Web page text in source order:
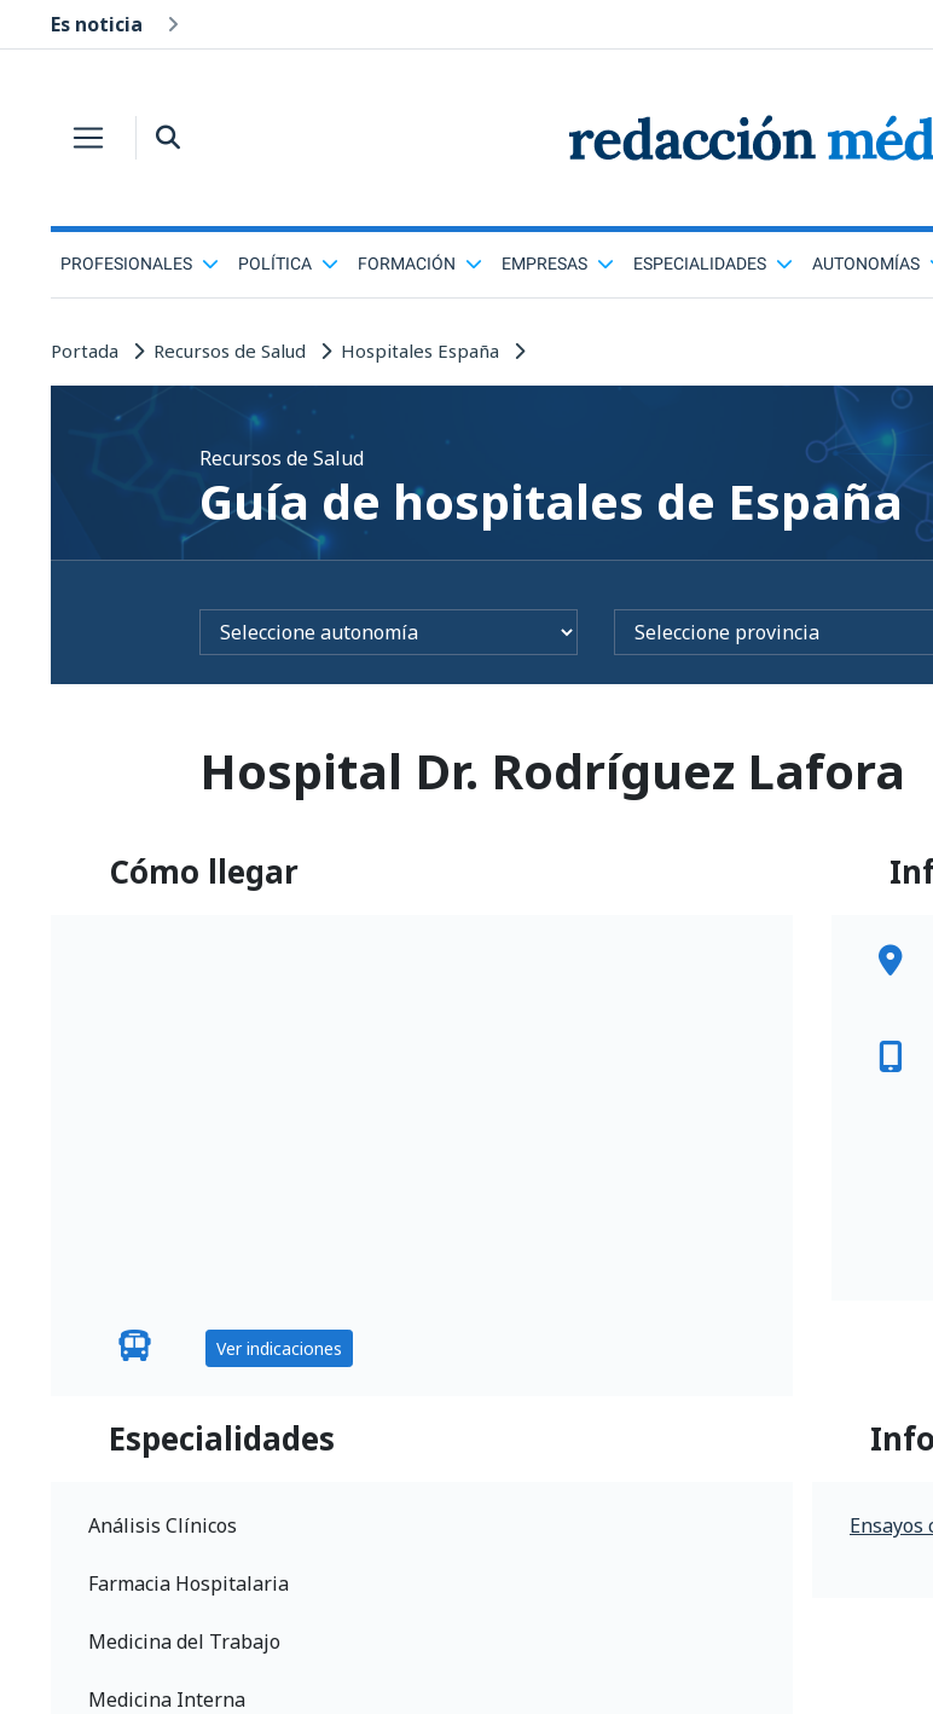
Es noticia
PROFESIONALES POLÍTICA FORMACIÓN EMPRESAS ESPECIALIDADES AUTONOMÍAS
Portada Recursos de Salud Hospitales España
Recursos de Salud
Guía de hospitales de España
Hospital Dr. Rodríguez Lafora
Cómo llegar
Ver indicaciones
Especialidades
Análisis Clínicos
Farmacia Hospitalaria
Medicina del Trabajo
Medicina Interna
Ensayos